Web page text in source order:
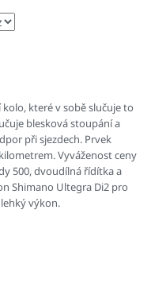
kolo, které v sobě slučuje to
blesková stoupání a
při sjezdech. Prvek
Vyváženost ceny
500, dvoudílná řídítka a
Shimano Ultegra Di2 pro
výkon.